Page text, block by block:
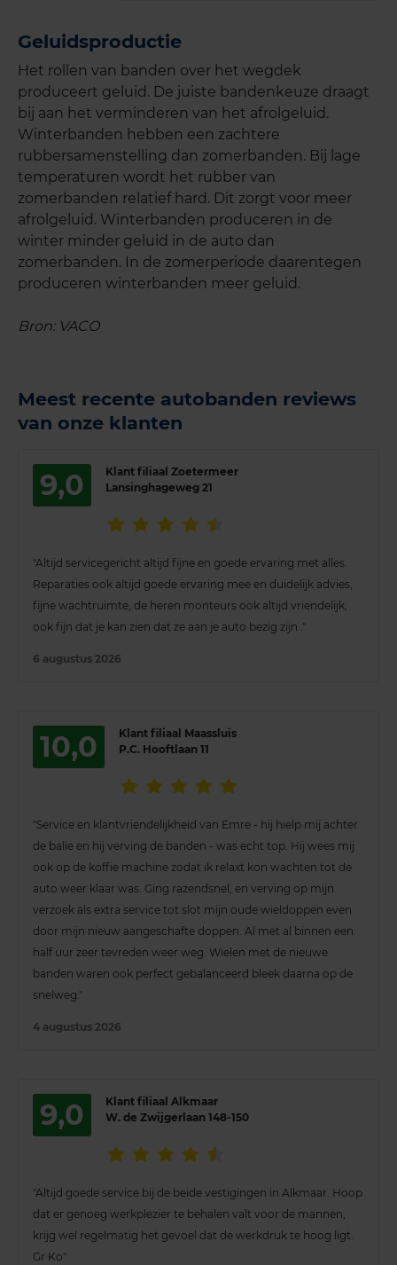
Geluidsproductie
Het rollen van banden over het wegdek
produceert geluid. De juiste bandenkeuze draagt
bij aan het verminderen van het afrolgeluid.
Winterbanden hebben een zachtere
rubbersamenstelling dan zomerbanden. Bij lage
temperaturen wordt het rubber van
zomerbanden relatief hard. Dit zorgt voor meer
afrolgeluid. Winterbanden produceren in de
winter minder geluid in de auto dan
zomerbanden. In de zomerperiode daarentegen
produceren winterbanden meer geluid.
Bron: VACO
Meest recente autobanden reviews
van onze klanten
9,0
Klant filiaal Zoetermeer
Lansinghageweg 21
"Altijd servicegericht altijd fijne en goede ervaring met alles.
Reparaties ook altijd goede ervaring mee en duidelijk advies,
fijne wachtruimte, de heren monteurs ook altijd vriendelijk,
ook fijn dat je kan zien dat ze aan je auto bezig zijn.."
6 augustus 2026
10,0
Klant filiaal Maassluis
P.C. Hooftlaan 11
"Service en klantvriendelijkheid van Emre - hij hielp mij achter
de balie en hij verving de banden - was echt top. Hij wees mij
ook op de koffie machine zodat ik relaxt kon wachten tot de
auto weer klaar was. Ging razendsnel, en verving op mijn
verzoek als extra service tot slot mijn oude wieldoppen even
door mijn nieuw aangeschafte doppen. Al met al binnen een
half uur zeer tevreden weer weg. Wielen met de nieuwe
banden waren ook perfect gebalanceerd bleek daarna op de
snelweg."
4 augustus 2026
9,0
Klant filiaal Alkmaar
W. de Zwijgerlaan 148-150
"Altijd goede service bij de beide vestigingen in Alkmaar. Hoop
dat er genoeg werkplezier te behalen valt voor de mannen,
krijg wel regelmatig het gevoel dat de werkdruk te hoog ligt.
Gr Ko"